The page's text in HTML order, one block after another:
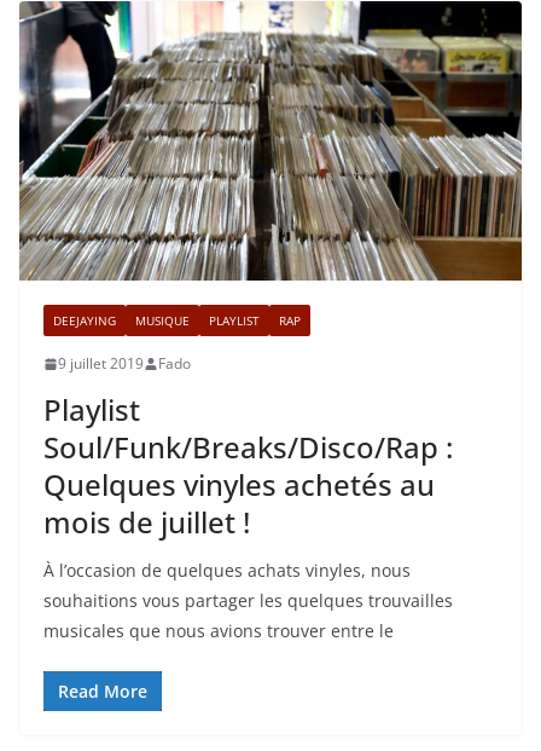
DEEJAYING MUSIQUE PLAYLIST RAP
9 juillet 2019 Fado
Playlist
Soul/Funk/Breaks/Disco/Rap :
Quelques vinyles achetés au
mois de juillet !
À l’occasion de quelques achats vinyles, nous
souhaitions vous partager les quelques trouvailles
musicales que nous avions trouver entre le
Read More